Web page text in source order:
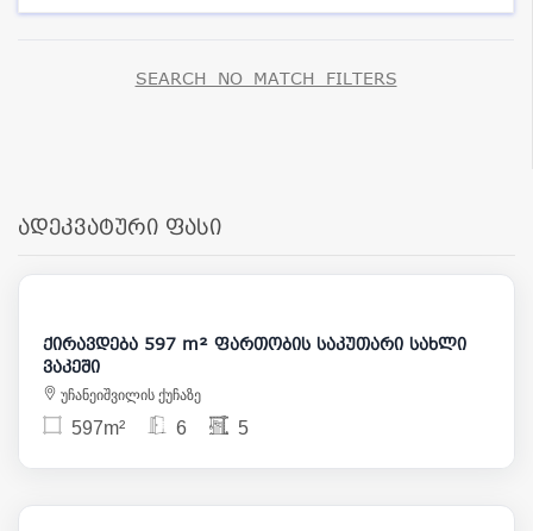
SEARCH_NO_MATCH_FILTERS
ადეკვატური ფასი
7 000
ქირავდება 597 m² ფართობის საკუთარი სახლი
ვაკეში
უჩანეიშვილის ქუჩაზე
597m² 6 5
2 500